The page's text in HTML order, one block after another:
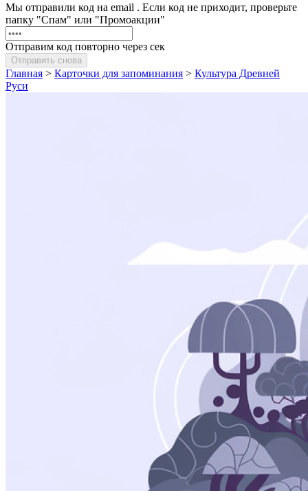
Мы отправили код на email . Если код не приходит, проверьте
папку "Спам" или "Промоакции"
Отправим код повторно через сек
Отправить снова
Главная > Карточки для запоминания > Культура Древней
Руси